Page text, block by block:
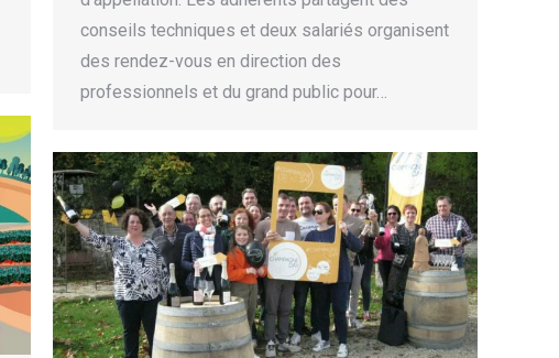
conseils techniques et deux salariés organisent
des rendez-vous en direction des
professionnels et du grand public pour…